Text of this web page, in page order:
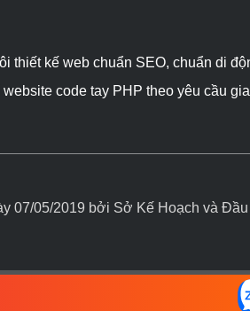
thiết kế web chuẩn SEO, chuẩn di
code tay PHP theo yêu cầu
07/05/2019 bởi Sở Kế Hoạch và Đầu